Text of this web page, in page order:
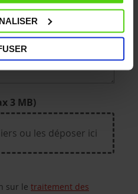
3 MB)
ou les déposer ici
of customers’ personal
sur le traitement des